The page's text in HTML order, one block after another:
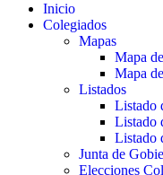
Inicio
Colegiados
Mapas
Mapa
Mapa
Listados
Listado
Listado
Listado
Junta de
Elecciones